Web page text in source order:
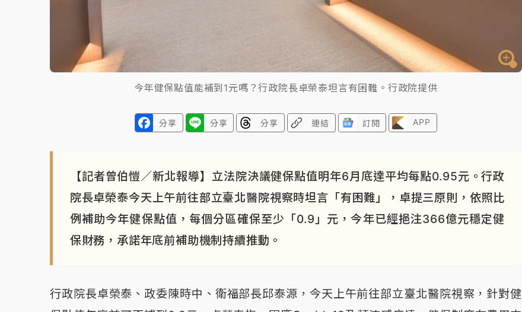
今年健保點值能補到1元嗎？行政院長卓榮泰坦言有困難。行政院提供
分享 分享 分享 連結 訂閱 APP
【記者曾伯愷／新北報導】立法院決議健保點值明年6月底達平均每點0.95元。行政
院長卓榮泰今天上午前往部立臺北醫院視察時坦言「有困難」，卓提三原則，依照比
例補助今年健保點值，每個分區確保至少「0.9」元，今年已經挹注366億元穩定健
保財務，承諾年底前補助機制持續推動。
行政院長卓榮泰、政委陳時中、衛福部長邱泰源，今天上午前往部立臺北醫院視察，針對健